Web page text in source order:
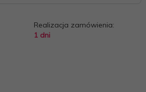
Realizacja zamówienia:
1 dni